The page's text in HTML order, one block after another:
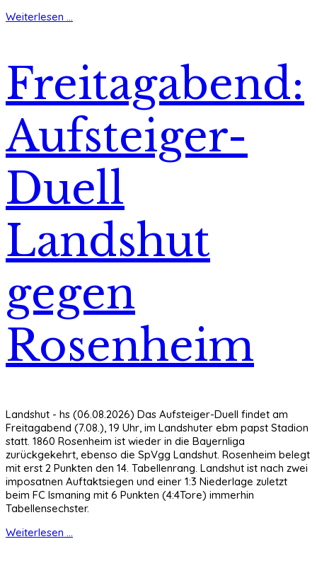
Weiterlesen ...
Freitagabend:
Aufsteiger-
Duell
Landshut
gegen
Rosenheim
Landshut - hs (06.08.2026) Das Aufsteiger-Duell findet am
Freitagabend (7.08.), 19 Uhr, im Landshuter ebm papst Stadion
statt. 1860 Rosenheim ist wieder in die Bayernliga
zurückgekehrt, ebenso die SpVgg Landshut. Rosenheim belegt
mit erst 2 Punkten den 14. Tabellenrang. Landshut ist nach zwei
imposatnen Auftaktsiegen und einer 1:3 Niederlage zuletzt
beim FC Ismaning mit 6 Punkten (4:4Tore) immerhin
Tabellensechster.
Weiterlesen ...